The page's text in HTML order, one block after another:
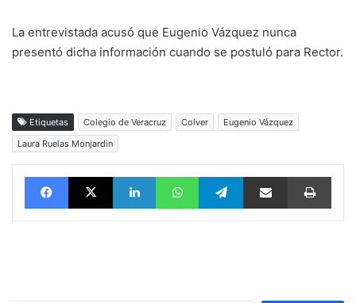
La entrevistada acusó que Eugenio Vázquez nunca
presentó dicha información cuando se postuló para Rector.
Etiquetas Colegio de Veracruz Colver
Eugenio Vázquez
Laura Ruelas Monjardin
FacebookX LinkedInWhatsAppTelegramvía email